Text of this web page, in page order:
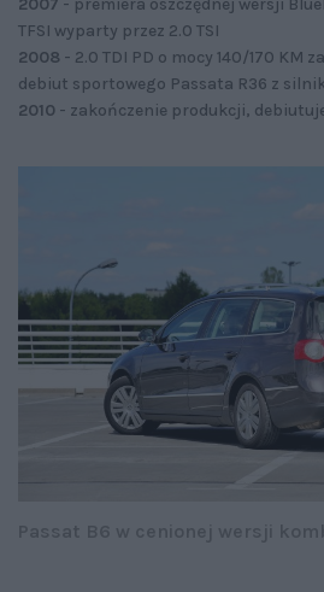
2007 - premiera oszczędnej wersji
TFSI wyparty przez 2.0 TSI
2008 - 2.0 TDI PD o mocy 140/170 KM
debiut sportowego Passata R36 z
2010 - zakończenie produkcji,